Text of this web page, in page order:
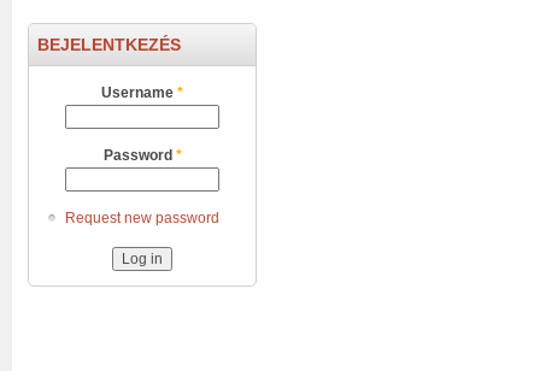
BEJELENTKEZÉS
Username *
Password *
Request new password